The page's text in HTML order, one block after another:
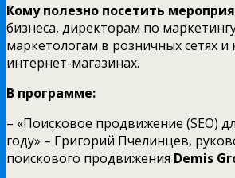
Кому полезно посетить
бизнеса, директорам по
маркетологам в розничных сетях и
интернет-магазинах.
В программе:
– «Поисковое продвижение (SEO)
году» – Григорий Пчелинцев,
поискового продвижения Demis